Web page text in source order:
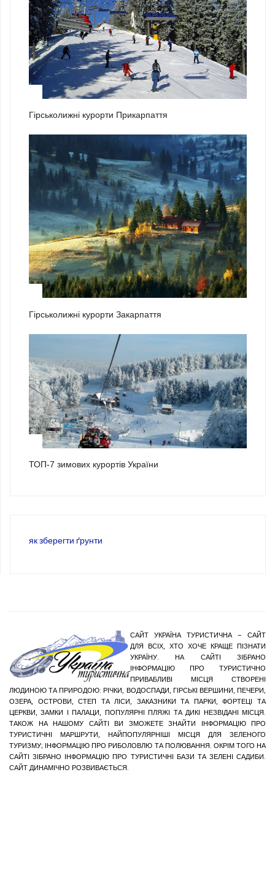
Гірськолижні курорти Прикарпаття
Гірськолижні курорти Закарпаття
ТОП-7 зимових курортів України
як зберегти ґрунти
САЙТ УКРАЇНА ТУРИСТИЧНА – САЙТ
ДЛЯ ВСІХ, ХТО ХОЧЕ КРАЩЕ ПІЗНАТИ
УКРАЇНУ. НА САЙТІ ЗІБРАНО
ІНФОРМАЦІЮ ПРО ТУРИСТИЧНО
ПРИВАБЛИВІ МІСЦЯ СТВОРЕНІ
ЛЮДИНОЮ ТА ПРИРОДОЮ: РІЧКИ, ВОДОСПАДИ, ГІРСЬКІ ВЕРШИНИ, ПЕЧЕРИ,
ОЗЕРА, ОСТРОВИ, СТЕП ТА ЛІСИ, ЗАКАЗНИКИ ТА ПАРКИ, ФОРТЕЦІ ТА
ЦЕРКВИ, ЗАМКИ І ПАЛАЦИ, ПОПУЛЯРНІ ПЛЯЖІ ТА ДИКІ НЕЗВІДАНІ МІСЦЯ.
ТАКОЖ НА НАШОМУ САЙТІ ВИ ЗМОЖЕТЕ ЗНАЙТИ ІНФОРМАЦІЮ ПРО
ТУРИСТИЧНІ МАРШРУТИ, НАЙПОПУЛЯРНІШІ МІСЦЯ ДЛЯ ЗЕЛЕНОГО
ТУРИЗМУ; ІНФОРМАЦІЮ ПРО РИБОЛОВЛЮ ТА ПОЛЮВАННЯ. ОКРІМ ТОГО НА
САЙТІ ЗІБРАНО ІНФОРМАЦІЮ ПРО ТУРИСТИЧНІ БАЗИ ТА ЗЕЛЕНІ САДИБИ.
САЙТ ДИНАМІЧНО РОЗВИВАЄТЬСЯ.